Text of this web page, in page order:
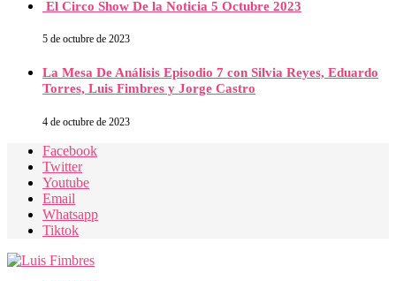
El Circo Show De la Noticia 5 Octubre 2023
5 de octubre de 2023
La Mesa De Análisis Episodio 7 con Silvia Reyes, Eduardo
Torres, Luis Fimbres y Jorge Castro
4 de octubre de 2023
Facebook
Twitter
Youtube
Email
Whatsapp
Tiktok